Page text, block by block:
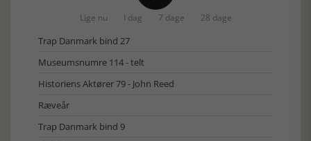
Lige nu I dag 7 dage 28 dage
Trap Danmark bind 27
Museumsnumre 114 - telt
Historiens Aktører 79 - John Reed
Ræveår
Trap Danmark bind 9